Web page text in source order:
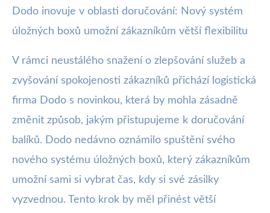
webya.cz
Dodo představuje úložné boxy
pro flexibilní vyzvednutí balíků
27. 7. 2025 · 4 min čtení · Autor: Nela Švecová
Dodo inovuje v oblasti doručování: Nový systém
úložných boxů umožní zákazníkům větší flexibilitu
V rámci neustálého snažení o zlepšování služeb a
zvyšování spokojenosti zákazníků přichází logistická
firma Dodo s novinkou, která by mohla zásadně
změnit způsob, jakým přistupujeme k doručování
balíků. Dodo nedávno oznámilo spuštění svého
nového systému úložných boxů, který zákazníkům
umožní sami si vybrat čas, kdy si své zásilky
vyzvednou. Tento krok by měl přinést větší